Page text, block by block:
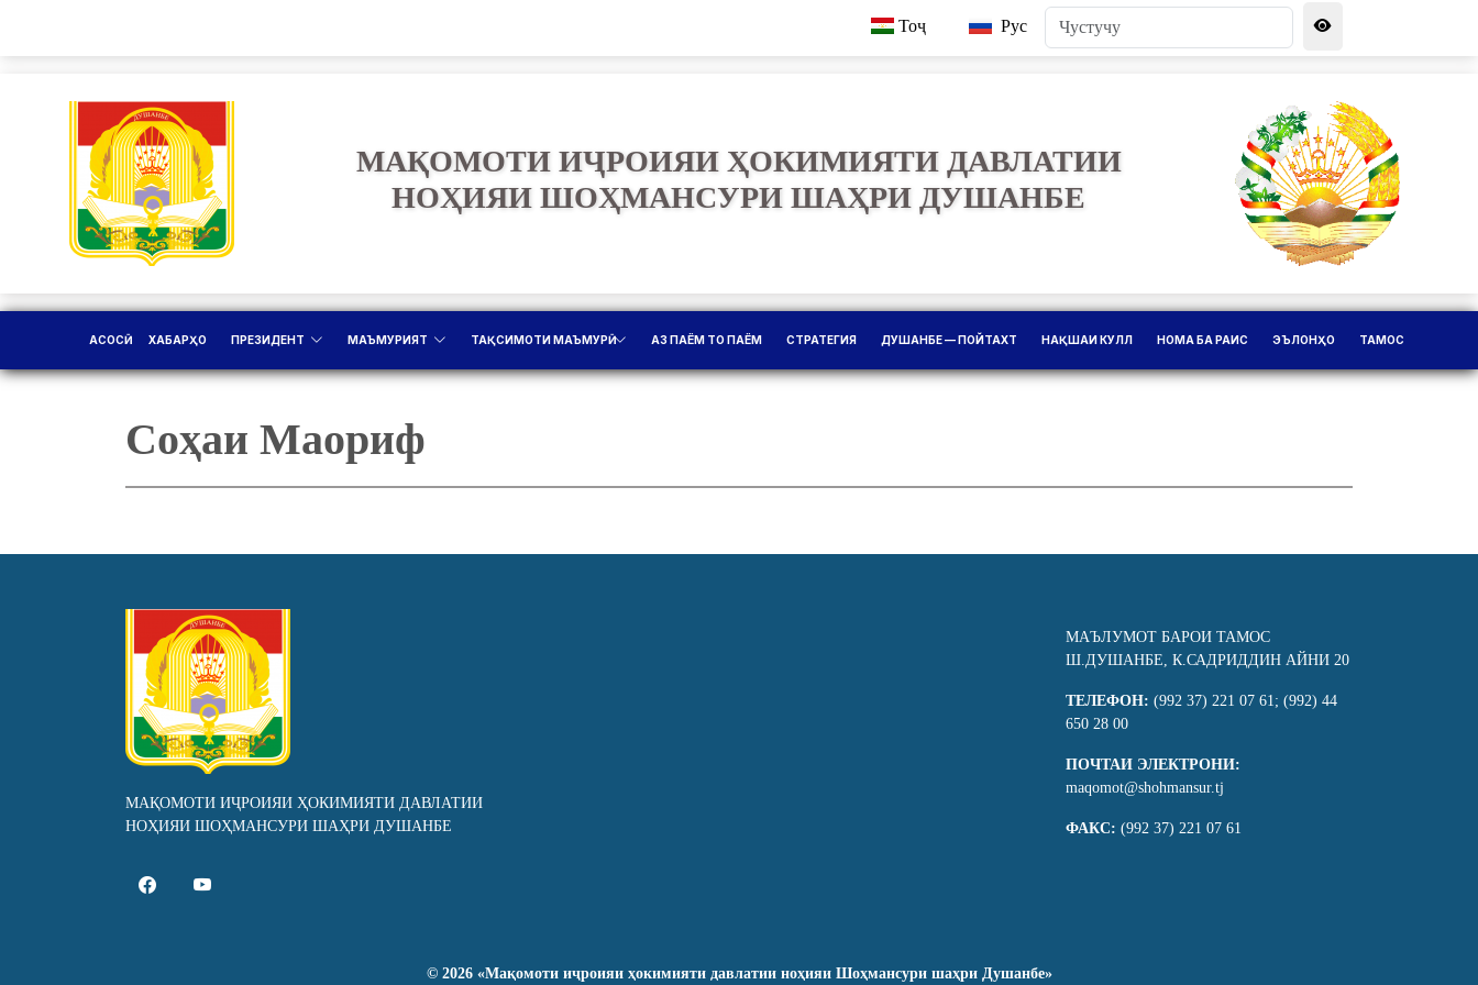
Тоҷ Рус
МАҚОМОТИ ИҶРОИЯИ ҲОКИМИЯТИ ДАВЛАТИИ
НОҲИЯИ ШОҲМАНСУРИ ШАҲРИ ДУШАНБЕ
АСОСӢ ХАБАРҲО ПРЕЗИДЕНТ МАЪМУРИЯТ ТАҚСИМОТИ МАЪМУРӢ АЗ ПАЁМ ТО ПАЁМ СТРАТЕГИЯ ДУШАНБЕ — ПОЙТАХТ НАҚШАИ КУЛЛ НОМА БА РАИС ЭЪЛОНҲО ТАМОС
Соҳаи Маориф
МАҚОМОТИ ИҶРОИЯИ ҲОКИМИЯТИ ДАВЛАТИИ
НОҲИЯИ ШОҲМАНСУРИ ШАҲРИ ДУШАНБЕ
МАЪЛУМОТ БАРОИ ТАМОС
Ш.ДУШАНБЕ, К.САДРИДДИН АЙНИ 20
ТЕЛЕФОН: (992 37) 221 07 61; (992) 44
650 28 00
ПОЧТАИ ЭЛЕКТРОНИ:
maqomot@shohmansur.tj
ФАКС: (992 37) 221 07 61
© 2026«Мақомоти иҷроияи ҳокимияти давлатии ноҳияи Шоҳмансури шаҳри Душанбе»